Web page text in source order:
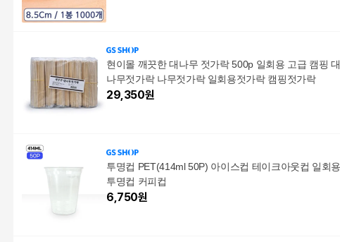
현이몰 깨끗한 대나무 젓가락 500p 일회용 고급 캠핑 대
나무젓가락 나무젓가락 일회용젓가락 캠핑젓가락
29,350원
투명컵 PET(414ml 50P) 아이스컵 테이크아웃컵 일회
투명컵 커피컵
6,750원